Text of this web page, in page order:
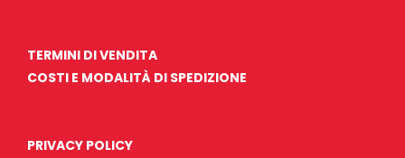
TERMINI DI VENDITA
COSTI E MODALITÀ DI SPEDIZIONE
PRIVACY POLICY